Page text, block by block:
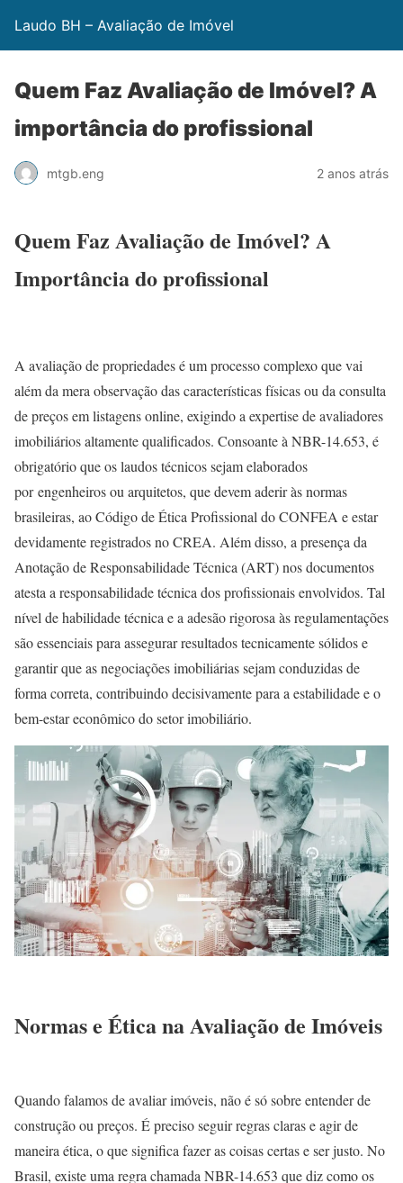
Laudo BH – Avaliação de Imóvel
Quem Faz Avaliação de Imóvel? A
importância do profissional
mtgb.eng 2 anos atrás
Quem Faz Avaliação de Imóvel? A
Importância do profissional
A avaliação de propriedades é um processo complexo que vai
além da mera observação das características físicas ou da consulta
de preços em listagens online, exigindo a expertise de avaliadores
imobiliários altamente qualificados. Consoante à NBR-14.653, é
obrigatório que os laudos técnicos sejam elaborados
porengenheiros ou arquitetos, que devem aderir às normas
brasileiras, ao Código de Ética Profissional do CONFEA e estar
devidamente registrados no CREA. Além disso, a presença da
Anotação de Responsabilidade Técnica (ART) nos documentos
atesta a responsabilidade técnica dos profissionais envolvidos. Tal
nível de habilidade técnica e a adesão rigorosa às regulamentações
são essenciais para assegurar resultados tecnicamente sólidos e
garantir que as negociações imobiliárias sejam conduzidas de
forma correta, contribuindo decisivamente para a estabilidade e o
bem-estar econômico do setor imobiliário.
Normas e Ética na Avaliação de Imóveis
Quando falamos de avaliar imóveis, não é só sobre entender de
construção ou preços. É preciso seguir regras claras e agir de
maneira ética, o que significa fazer as coisas certas e ser justo. No
Brasil, existe uma regra chamada NBR-14.653 que diz como os